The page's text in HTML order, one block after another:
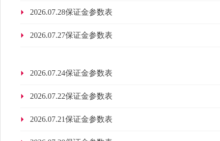
2026.07.28保证金参数表
2026.07.27保证金参数表
2026.07.24保证金参数表
2026.07.22保证金参数表
2026.07.21保证金参数表